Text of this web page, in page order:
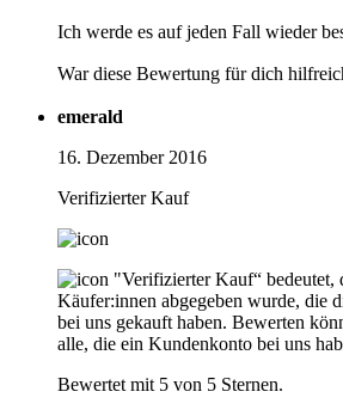
Ich werde es auf jeden Fall wieder
War diese Bewertung für dich
emerald
16. Dezember 2016
Verifizierter Kauf
"Verifizierter Kauf“ bedeutet,
Käufer:innen abgegeben wurde, die
bei uns gekauft haben. Bewerten
alle, die ein Kundenkonto bei uns
Bewertet mit 5 von 5 Sternen.